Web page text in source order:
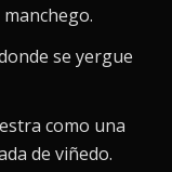
se yergue
como una
de viñedo.